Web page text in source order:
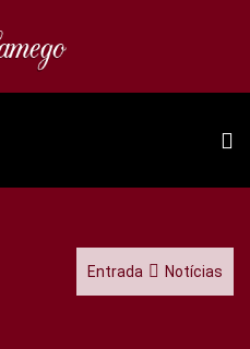
Entrada Notícias